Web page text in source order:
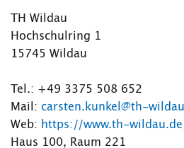
TH Wildau
Hochschulring 1
15745 Wildau
Tel.: +49 3375 508 652
Mail: carsten.kunkel@th-
Web: https://www.th-
Haus 100, Raum 221